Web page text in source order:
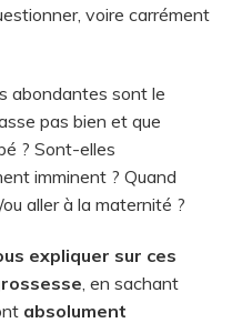
voire carrément
abondantes sont le
pas bien et que
? Sont-elles
imminent ? Quand
aller à la maternité ?
expliquer sur ces
, en sachant
absolument